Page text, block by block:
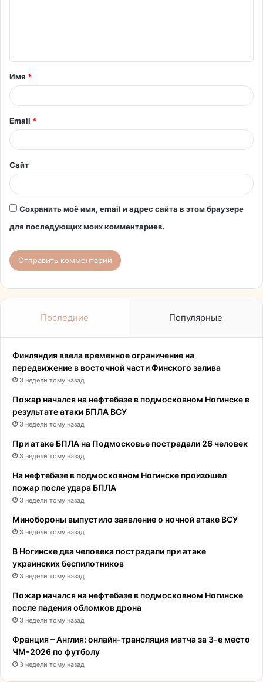
т
а
й
*
Имя *
Email *
Сайт
Сохранить моё имя, email и адрес сайта в этом браузере
для последующих моих комментариев.
Последние Популярные
Финляндия ввела временное ограничение на
передвижение в восточной части Финского залива
3 недели тому назад
Пожар начался на нефтебазе в подмосковном Ногинске в
результате атаки БПЛА ВСУ
3 недели тому назад
При атаке БПЛА на Подмосковье пострадали 26 человек
3 недели тому назад
На нефтебазе в подмосковном Ногинске произошел
пожар после удара БПЛА
3 недели тому назад
Минобороны выпустило заявление о ночной атаке ВСУ
3 недели тому назад
В Ногинске два человека пострадали при атаке
украинских беспилотников
3 недели тому назад
Пожар начался на нефтебазе в подмосковном Ногинске
после падения обломков дрона
3 недели тому назад
Франция – Англия: онлайн-трансляция матча за 3-е место
ЧМ-2026 по футболу
3 недели тому назад